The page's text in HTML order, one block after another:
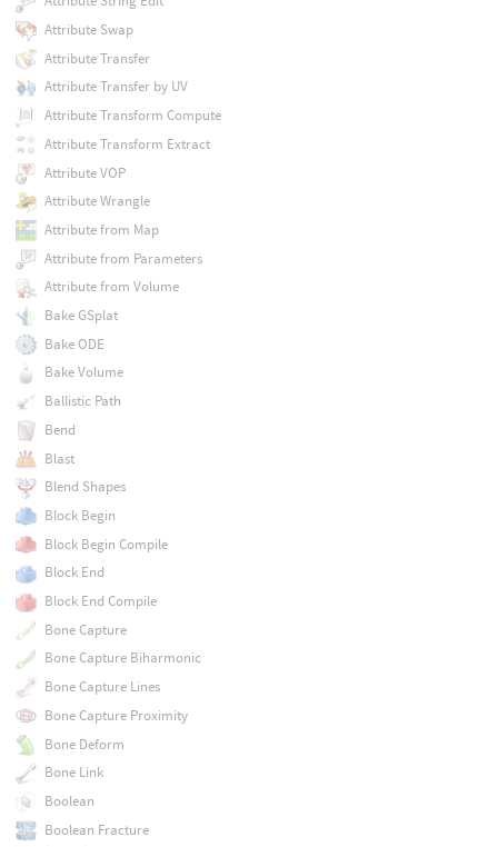
Attribute Swap
Attribute Transfer
Attribute Transfer by UV
Attribute Transform Compute
Attribute Transform Extract
Attribute VOP
Attribute Wrangle
Attribute from Map
Attribute from Parameters
Attribute from Volume
Bake GSplat
Bake ODE
Bake Volume
Ballistic Path
Bend
Blast
Blend Shapes
Block Begin
Block Begin Compile
Block End
Block End Compile
Bone Capture
Bone Capture Biharmonic
Bone Capture Lines
Bone Capture Proximity
Bone Deform
Bone Link
Boolean
Boolean Fracture